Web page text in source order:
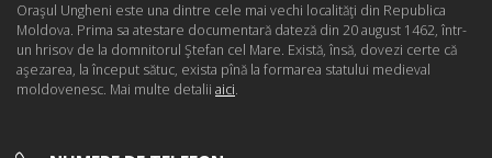
Oraşul Ungheni este una dintre cele mai vechi localităţi din Republica
Moldova. Prima sa atestare documentară dateză din 20 august 1462, într-
un hrisov de la domnitorul Ştefan cel Mare. Există, însă, dovezi certe că
aşezarea, la început sătuc, exista pînă la formarea statului medieval
moldovenesc. Mai multe detalii aici.